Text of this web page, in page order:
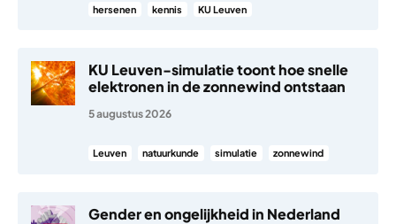
hersenen kennis KU Leuven
KU Leuven-simulatie toont hoe snelle
elektronen in de zonnewind ontstaan
5 augustus 2026
Leuven natuurkunde simulatie zonnewind
Gender en ongelijkheid in Nederland